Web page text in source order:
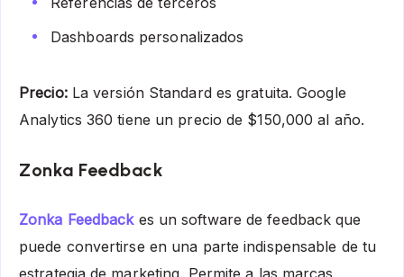
Dashboards personalizados
Precio: La versión Standard es gratuita. Google
Analytics 360 tiene un precio de $150,000 al año.
Zonka Feedback
Zonka Feedbackes un software de feedback que
puede convertirse en una parte indispensable de tu
estrategia de marketing. Permite a las marcas